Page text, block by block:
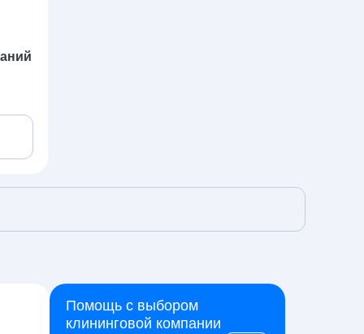
Помощь с выбором
клининговой компании